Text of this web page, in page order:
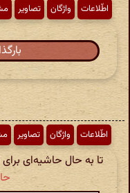
اطّلاعات واژگان تصاویر
اطّلاعات واژگان تصاویر
تا به حال حاشیه‌ای